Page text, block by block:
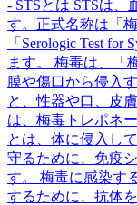
- STSとは STSは
す。正式名称は「
「Serologic Test
ます。 梅毒は、「
膜や傷口から侵入
と、性器や口、皮
は、梅毒トレポネ
とは、体に侵入し
守るために、免疫
す。 梅毒に感染す
するために、抗体